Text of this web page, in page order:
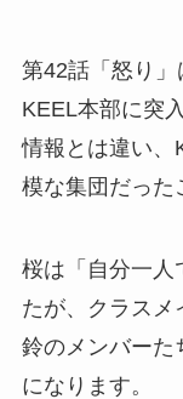
第42話「怒り
KEEL本部に突
情報とは違い、
模な集団だった
桜は「自分一人
たが、クラスメ
鈴のメンバーた
になります。